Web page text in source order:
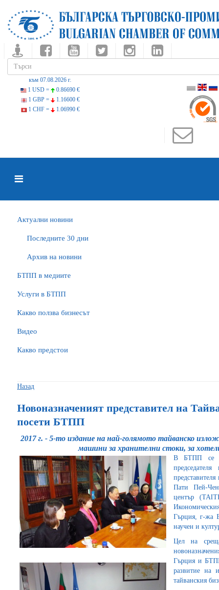
към 07.08.2026 г.
1 USD =
0.86690 €
1 GBP =
1.16600 €
1 CHF =
1.06990 €
Актуални новини
Последните 30 дни
Архив на новини
БTПП в медиите
Услуги в БТПП
Какво ползва бизнесът
Видео
Какво предстои
Назад
Новоназначеният представител на
посети БТПП
2017 г. - 5-то издание на най-голямото тайванско
машини за хранителни стоки, за
В БТПП се
Пати Пей-
център
Гърция, г-жа
научен и
Цел на
Гърция и
развитие на
тайванския